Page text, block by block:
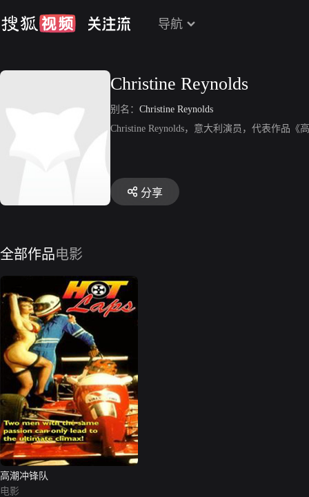
导航
Christine Reynolds
别名： Christine Reynolds
Christine Reynolds，意大利演员，代表作品《
分享
全部作品电影
高潮冲锋队
电影